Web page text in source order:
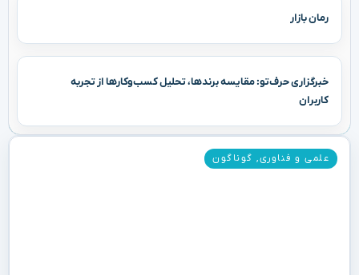
رمان بازار
خبرگزاری حرف‌تو: مقایسه برندها، تحلیل کسب‌وکارها از تجربه
کاربران
علمی و فناوری, گوناگون